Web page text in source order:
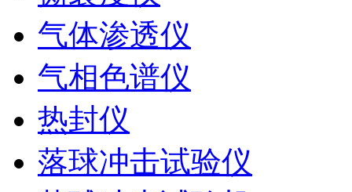
气体渗透仪
气相色谱仪
热封仪
落球冲击试验仪